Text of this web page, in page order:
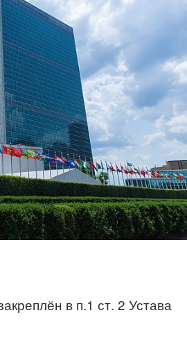
в п.1 ст. 2 Устава